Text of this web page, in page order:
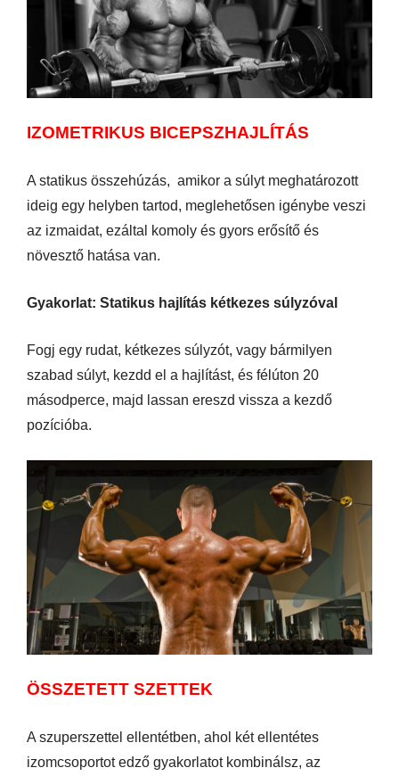
IZOMETRIKUS BICEPSZHAJLÍTÁS
A statikus összehúzás, amikor a súlyt meghatározott
ideig egy helyben tartod, meglehetősen igénybe veszi
az izmaidat, ezáltal komoly és gyors erősítő és
növesztő hatása van.
Gyakorlat: Statikus hajlítás kétkezes súlyzóval
Fogj egy rudat, kétkezes súlyzót, vagy bármilyen
szabad súlyt, kezdd el a hajlítást, és félúton 20
másodperce, majd lassan ereszd vissza a kezdő
pozícióba.
ÖSSZETETT SZETTEK
A szuperszettel ellentétben, ahol két ellentétes
izomcsoportot edző gyakorlatot kombinálsz, az